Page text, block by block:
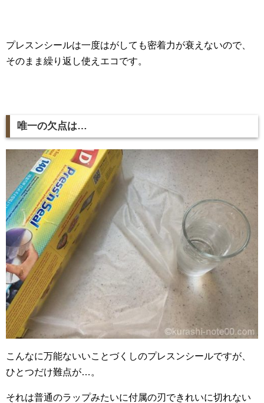
プレスンシールは一度はがしても密着力が衰えないので、
そのまま繰り返し使えエコです。
唯一の欠点は…
こんなに万能ないいことづくしのプレスンシールですが、
ひとつだけ難点が…。
それは普通のラップみたいに付属の刃できれいに切れない